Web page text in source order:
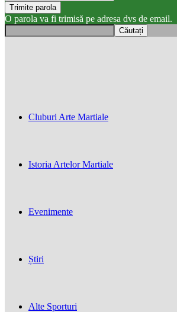
O parola va fi trimisă pe adresa dvs de email.
Cluburi Arte Martiale
Istoria Artelor Martiale
Evenimente
Știri
Alte Sporturi